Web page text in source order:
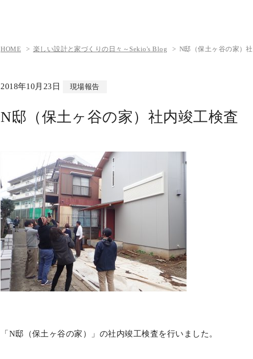
HOME 楽しい設計と家づくりの日々～Sekio's Blog N邸（保土ヶ谷の家）
2018年10月23日 現場報告
N邸（保土ヶ谷の家）社内竣工検査
「N邸（保土ヶ谷の家）」の社内竣工検査を行いました。